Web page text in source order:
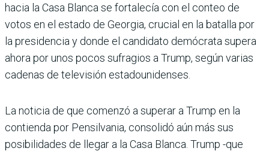
hacia la Casa Blanca se fortalecía con el conteo de
votos en el estado de Georgia, crucial en la batalla por
la presidencia y donde el candidato demócrata supera
ahora por unos pocos sufragios a Trump, según varias
cadenas de televisión estadounidenses.
La noticia de que comenzó a superar a Trump en la
contienda por Pensilvania, consolidó aún más sus
posibilidades de llegar a la Casa Blanca. Trump -que